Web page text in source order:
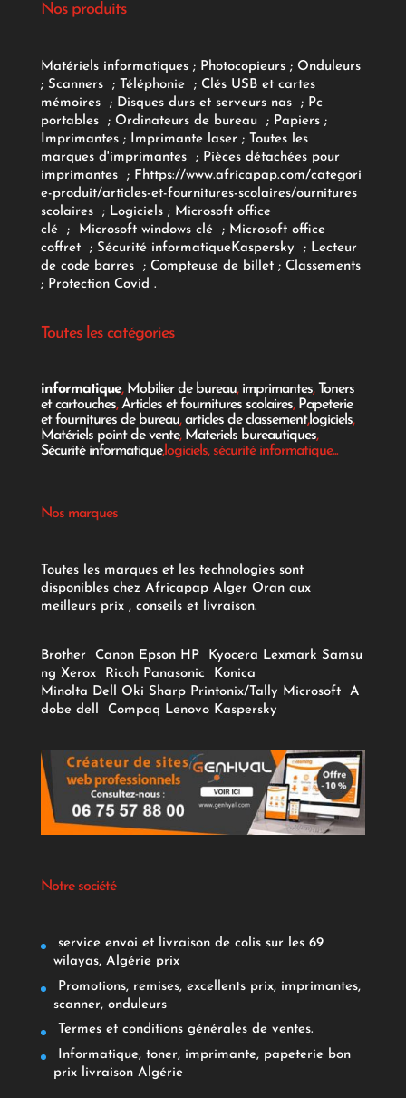
Nos produits
Matériels informatiques; Photocopieurs; Onduleurs
; Scanners ; Téléphonie ; Clés USB et cartes
mémoires
; Disques durs et serveurs nas ; Pc
portables
; Ordinateurs de bureau ; Papiers;
Imprimantes;Imprimante laser; Toutes les
marques d'imprimantes
; Pièces détachées pour
imprimantes
; Fhttps://www.africapap.com/categori
e-produit/articles-et-fournitures-scolaires/ournitures
scolaires; Logiciels ; Microsoft office
clé
; Microsoft windows clé; Microsoft office
coffret ; Sécurité informatiqueKaspersky ; Lecteur
de code barres
; Compteuse de billet; Classements
; Protection Covid .
Toutes les catégories
informatique, Mobilier de bureau, imprimantes, Toners
et cartouches,Articles et fournitures scolaires, Papeterie
et fournitures de bureau,articles de classement,logiciels,
Matériels point de vente, Materiels bureautiques,
Sécurité informatique,logiciels, sécurité informatique...
Nos marques
Toutes les marques et les technologies sont
disponibles chez Africapap Alger Oran aux
meilleurs prix , conseils et livraison.
Brother Canon Epson HP Kyocera Lexmark Samsu
ng Xerox Ricoh Panasonic
Konica
Minolta Dell Oki Sharp Printonix/Tally Microsoft
A
dobe dell Compaq Lenovo Kaspersky
Notre société
service envoi et livraison de colis sur les 69
wilayas, Algérie prix
Promotions, remises, excellents prix, imprimantes,
scanner, onduleurs
Termes et conditions générales de ventes.
Informatique, toner, imprimante, papeterie bon
prix livraison Algérie